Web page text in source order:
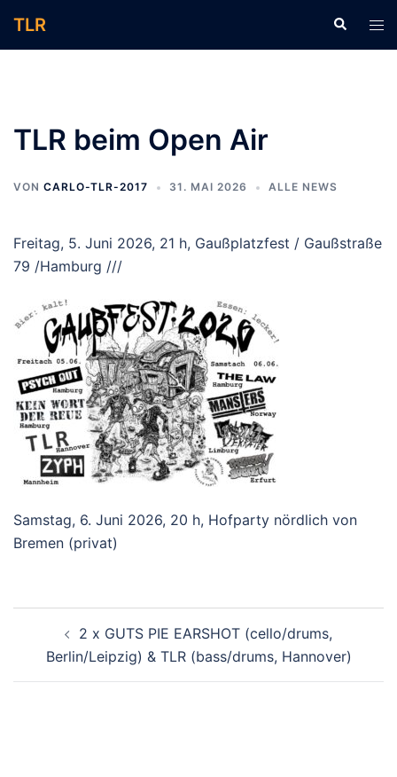
Inhalt
TLR Suche
TLR beim Open Air
VON CARLO-TLR-2017 31. MAI 2026 ALLE NEWS
Freitag, 5. Juni 2026, 21 h, Gaußplatzfest / Gaußstraße
79 /Hamburg ///
Samstag, 6. Juni 2026, 20 h, Hofparty nördlich von
Bremen (privat)
2 x GUTS PIE EARSHOT (cello/drums,
Berlin/Leipzig) & TLR (bass/drums, Hannover)